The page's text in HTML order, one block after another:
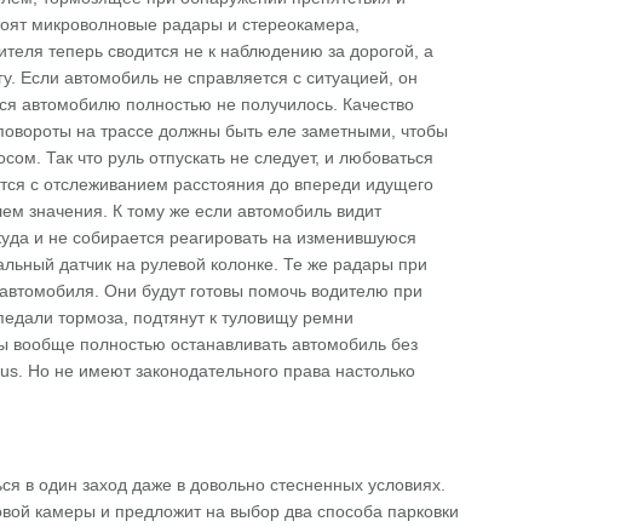
микроволновые радары и стереокамера,
теперь сводится не к наблюдению за дорогой, а
Если автомобиль не справляется с ситуацией, он
автомобилю полностью не получилось. Качество
на трассе должны быть еле заметными, чтобы
Так что руль отпускать не следует, и любоваться
с отслеживанием расстояния до впереди идущего
значения. К тому же если автомобиль видит
и не собирается реагировать на изменившуюся
датчик на рулевой колонке. Те же радары при
Они будут готовы помочь водителю при
тормоза, подтянут к туловищу ремни
вообще полностью останавливать автомобиль без
Но не имеют законодательного права настолько
в один заход даже в довольно стесненных условиях.
камеры и предложит на выбор два способа парковки